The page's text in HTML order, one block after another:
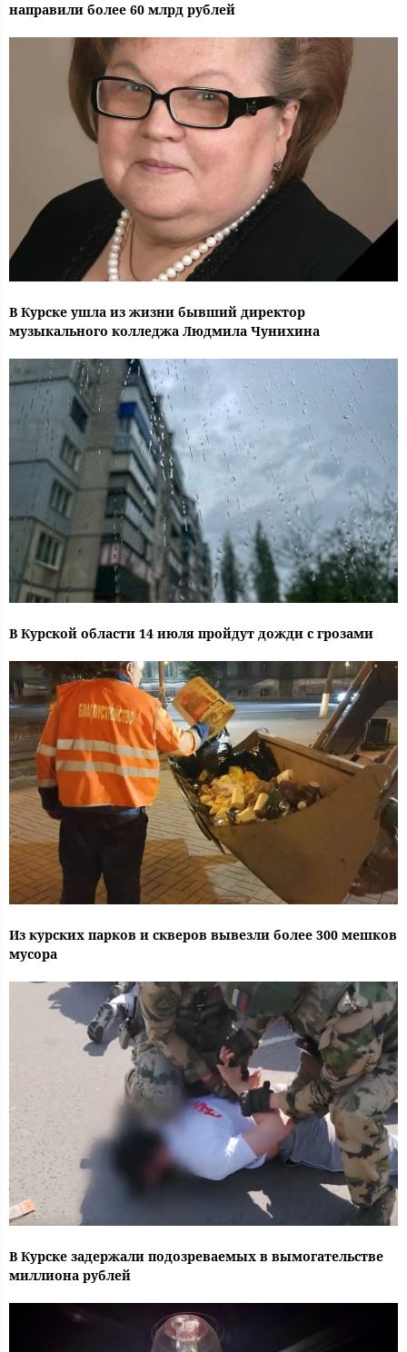
направили более 60 млрд рублей
В Курске ушла из жизни бывший директор
музыкального колледжа Людмила Чунихина
В Курской области 14 июля пройдут дожди с грозами
Из курских парков и скверов вывезли более 300 мешков
мусора
В Курске задержали подозреваемых в вымогательстве
миллиона рублей